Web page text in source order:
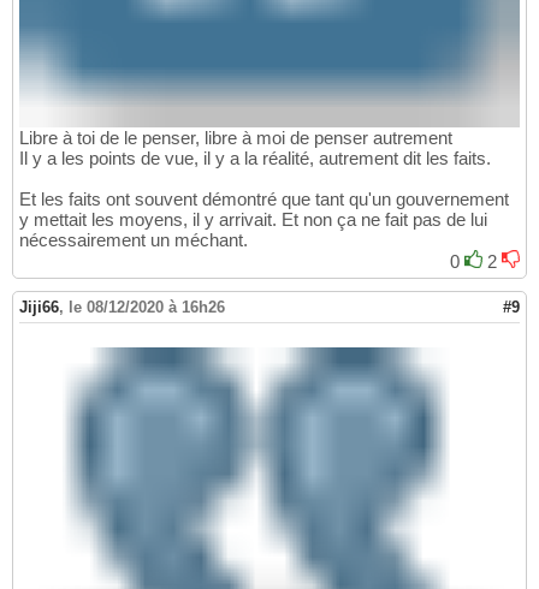
Libre à toi de le penser, libre à moi de penser autrement
Il y a les points de vue, il y a la réalité, autrement dit les faits.
Et les faits ont souvent démontré que tant qu'un gouvernement
y mettait les moyens, il y arrivait. Et non ça ne fait pas de lui
nécessairement un méchant.
0
2
Jiji66, le 08/12/2020 à 16h26 #9